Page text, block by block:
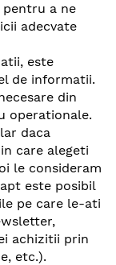
pentru a ne
adecvate
este
de informatii.
din
operationale.
daca
care alegeti
le consideram
este posibil
pe care le-ati
achizitii prin
etc.).